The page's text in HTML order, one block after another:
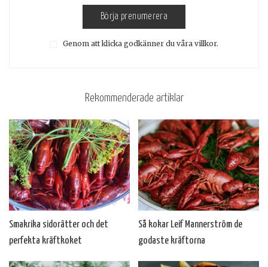
Börja prenumerera
Genom att klicka godkänner du våra villkor.
Rekommenderade artiklar
Smakrika sidorätter och det
perfekta kräftkoket
Så kokar Leif Mannerström de
godaste kräftorna